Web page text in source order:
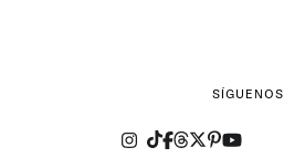
SÍGUENOS